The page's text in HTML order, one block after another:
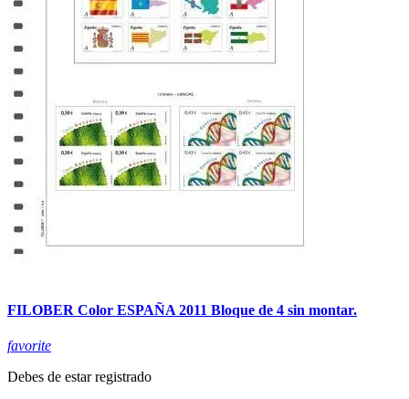
FILOBER Color ESPAÑA 2011 Bloque de 4 sin montar.
favorite
Debes de estar registrado